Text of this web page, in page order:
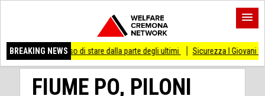
BREAKING NEWS
di stare dalla parte degli ultimi Sicurezza I Giovani Democratici
FIUME PO, PILONI